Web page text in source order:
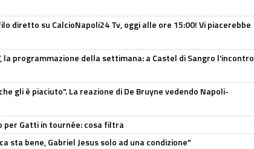
filo diretto su CalcioNapoli24 Tv, oggi alle ore 15:00! Vi piacerebbe
la programmazione della settimana: a Castel di Sangro l'incontro
gli è piaciuto". La reazione di De Bruyne vedendo Napoli-
per Gatti in tournée: cosa filtra
sta bene, Gabriel Jesus solo ad una condizione"